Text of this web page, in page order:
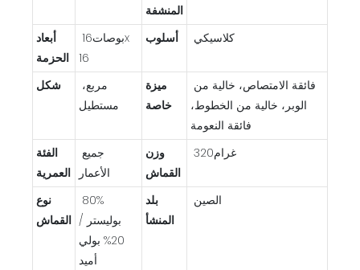
المنشفة
أبعاد
الحزمة 16
أسلوب كلاسيكي
شكل
مستطيل
ميزة
خاصة
الوبر، خالية من الخطوط،
فائقة النعومة
الفئة
العمرية
الأعمار
وزن
القماش
غرام320
نوع
القماش
80%
بوليستر /
20% بولي
أميد
بلد
المنشأ
الصين